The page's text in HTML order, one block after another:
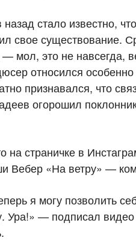
стало известно,
свое существование.
мол, это не навсегда,
относился
признавался, что
огорошил
на страничке в
Вебер «На ветру» —
я могу позволить
Ура!» — подписал